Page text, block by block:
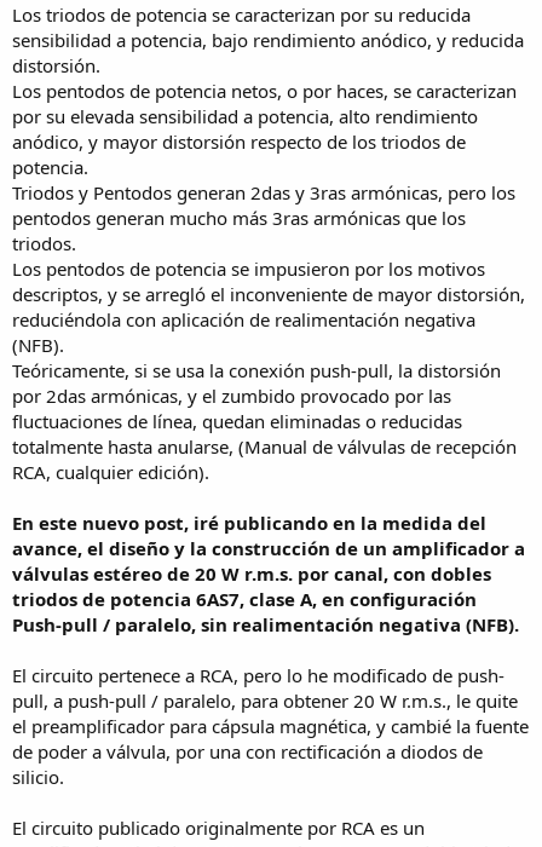
Los triodos de potencia se caracterizan por su reducida
sensibilidad a potencia, bajo rendimiento anódico, y reducida
distorsión.
Los pentodos de potencia netos, o por haces, se caracterizan
por su elevada sensibilidad a potencia, alto rendimiento
anódico, y mayor distorsión respecto de los triodos de
potencia.
Triodos y Pentodos generan 2das y 3ras armónicas, pero los
pentodos generan mucho más 3ras armónicas que los
triodos.
Los pentodos de potencia se impusieron por los motivos
descriptos, y se arregló el inconveniente de mayor distorsión,
reduciéndola con aplicación de realimentación negativa
(NFB).
Teóricamente, si se usa la conexión push-pull, la distorsión
por 2das armónicas, y el zumbido provocado por las
fluctuaciones de línea, quedan eliminadas o reducidas
totalmente hasta anularse, (Manual de válvulas de recepción
RCA, cualquier edición).
En este nuevo post, iré publicando en la medida del
avance, el diseño y la construcción de un amplificador a
válvulas estéreo de 20 W r.m.s. por canal, con dobles
triodos de potencia 6AS7, clase A, en configuración
Push-pull / paralelo, sin realimentación negativa (NFB).
El circuito pertenece a RCA, pero lo he modificado de push-
pull, a push-pull / paralelo, para obtener 20 W r.m.s., le quite
el preamplificador para cápsula magnética, y cambié la fuente
de poder a válvula, por una con rectificación a diodos de
silicio.
El circuito publicado originalmente por RCA es un